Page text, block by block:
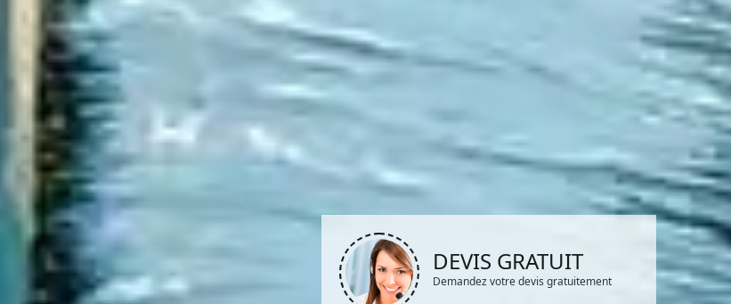
DEVIS GRATUIT
Demandez votre devis gratuitement